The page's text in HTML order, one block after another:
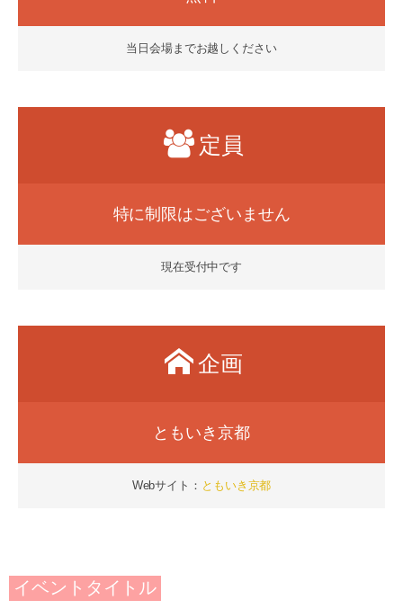
当日会場までお越しください
定員
特に制限はございません
現在受付中です
企画
ともいき京都
Webサイト： ともいき京都
イベントタイトル